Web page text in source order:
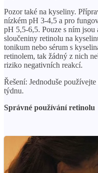
Pozor také na kyseliny.
nízkém pH 3-4,5 a pro
pH 5,5-6,5. Pouze s ním
sloučeniny retinolu na
tonikum nebo sérum s
retinolem, tak žádný z nich
riziko negativních reakcí.
Řešení: Jednoduše
týdnu.
Správné používání retinolu